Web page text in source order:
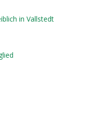
in Vallstedt